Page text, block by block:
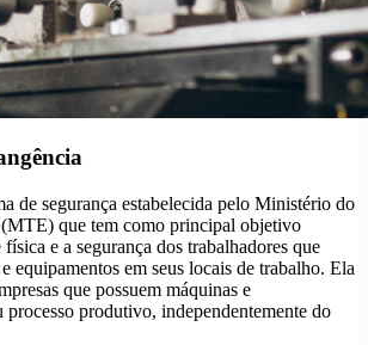
de segurança estabelecida pelo Ministério do
que tem como principal objetivo
e a segurança dos trabalhadores que
equipamentos em seus locais de trabalho. Ela
que possuem máquinas e
processo produtivo, independentemente do